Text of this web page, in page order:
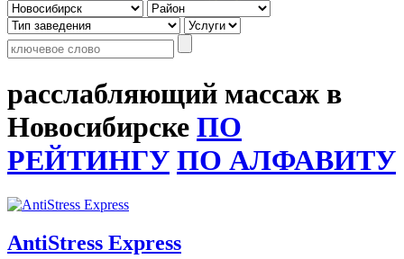
расслабляющий массаж в
Новосибирске ПО
РЕЙТИНГУ ПО АЛФАВИТУ
AntiStress Express